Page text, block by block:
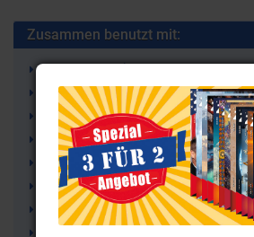
Zusammen benutzt mit:
Kosmische Oktave
Archetypische Medizin
Klangschalen
Klangtherapie
Klang
Planetenkräfte
Planetenschalen